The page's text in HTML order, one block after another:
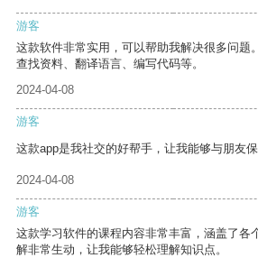
游客
这款软件非常实用，可以帮助我解决很多问题
查找资料、翻译语言、编写代码等。
2024-04-08
游客
这款app是我社交的好帮手，让我能够与朋友
2024-04-08
游客
这款学习软件的课程内容非常丰富，涵盖了各
解非常生动，让我能够轻松理解知识点。